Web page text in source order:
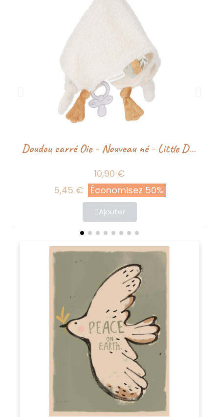
Doudou carré Oie - Nouveau né - Little Dutch
10,90 €
5,45 €
Économisez 50%
Ajouter